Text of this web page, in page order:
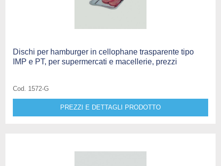
Dischi per hamburger in cellophane trasparente tipo
IMP e PT, per supermercati e macellerie, prezzi
Cod. 1572-G
PREZZI E DETTAGLI PRODOTTO